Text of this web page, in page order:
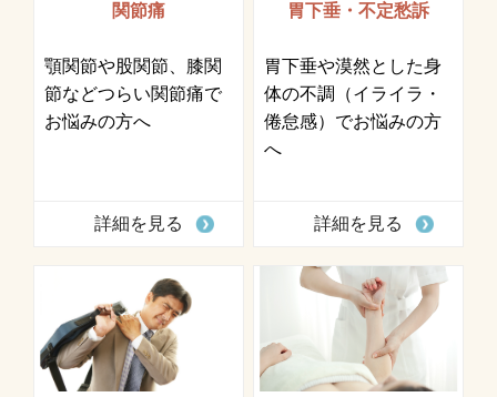
関節痛
顎関節や股関節、膝関
節などつらい関節痛で
お悩みの方へ
詳細を見る
胃下垂・不定愁訴
胃下垂や漠然とした身
体の不調（イライラ・
倦怠感）でお悩みの方
へ
詳細を見る